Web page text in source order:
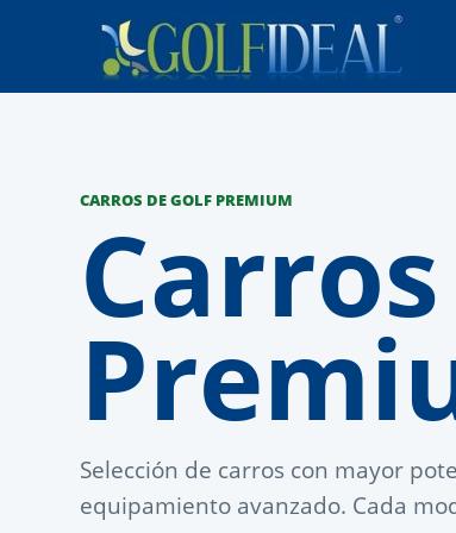
CARROS DE GOLF PREMIUM
Selección de carros con mayor
equipamiento avanzado. Cada